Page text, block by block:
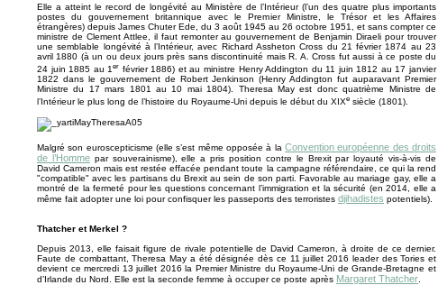
Elle a atteint le record de longévité au Ministère de l’Intérieur (l’un des quatre plus importants
postes du gouvernement britannique avec le Premier Ministre, le Trésor et les Affaires
étrangères) depuis James Chuter Ede, du 3 août 1945 au 26 octobre 1951, et sans compter ce
ministre de Clement Attlee, il faut remonter au gouvernement de Benjamin Diraeli pour trouver
une semblable longévité à l’Intérieur, avec Richard Assheton Cross du 21 février 1874 au 23
avril 1880 (à un ou deux jours près sans discontinuité mais R. A. Cross fut aussi à ce poste du
24 juin 1885 au 1er février 1886) et au ministre Henry Addington du 11 juin 1812 au 17 janvier
1822 dans le gouvernement de Robert Jenkinson (Henry Addington fut auparavant Premier
Ministre du 17 mars 1801 au 10 mai 1804). Theresa May est donc quatrième Ministre de
l’Intérieur le plus long de l’histoire du Royaume-Uni depuis le début du XIXe siècle (1801).
Malgré son euroscepticisme (elle s’est même opposée à la Convention européenne des droits
de l’Hommepar souverainisme), elle a pris position contre le Brexit par loyauté vis-à-vis de
David Cameron mais est restée effacée pendant toute la campagne référendaire, ce qui la rend
"compatible" avec les partisans du Brexit au sein de son parti. Favorable au mariage gay, elle a
montré de la fermeté pour les questions concernant l’immigration et la sécurité (en 2014, elle a
même fait adopter une loi pour confisquer les passeports des terroristes djihadistes potentiels).
Thatcher et Merkel ?
Depuis 2013, elle faisait figure de rivale potentielle de David Cameron, à droite de ce dernier.
Faute de combattant, Theresa May a été désignée dès ce 11 juillet 2016 leader des Tories et
devient ce mercredi 13 juillet 2016 la Premier Ministre du Royaume-Uni de Grande-Bretagne et
d’Irlande du Nord. Elle est la seconde femme à occuper ce poste après Margaret Thatcher